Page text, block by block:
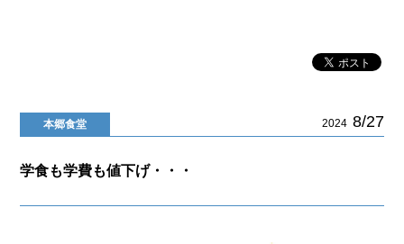
本郷食堂 2024 8/27
学食も学費も値下げ・・・